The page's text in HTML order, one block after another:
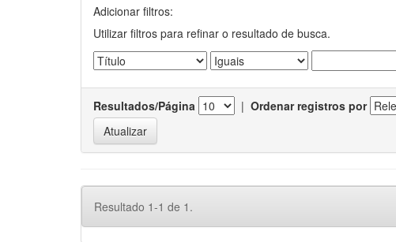
Adicionar filtros:
Utilizar filtros para refinar o resultado de busca.
Resultados/Página | Ordenar registros por
Resultado 1-1 de 1.